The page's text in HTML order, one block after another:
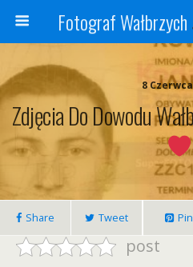
Fotograf Wałbrzych
8
Zdjęcia Do Dowodu
Share Tweet Pin
post